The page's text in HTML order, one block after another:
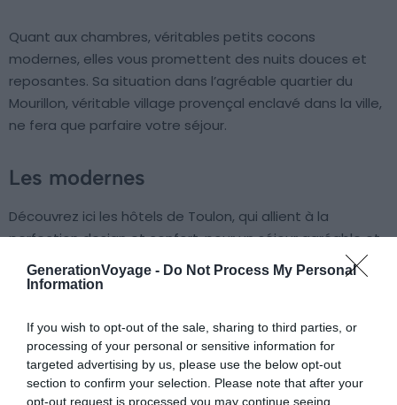
GenerationVoyage - Do Not Process My Personal
Information
If you wish to opt-out of the sale, sharing to third parties, or
processing of your personal or sensitive information for
targeted advertising by us, please use the below opt-out
section to confirm your selection. Please note that after your
opt-out request is processed you may continue seeing
Quant aux chambres, véritables petits cocons
modernes, elles vous promettent des nuits douces et
reposantes. Sa situation dans l’agréable quartier du
Mourillon, véritable village provençal enclavé dans la ville,
ne fera que parfaire votre séjour.
Les modernes
Découvrez ici les hôtels de Toulon, qui allient à la
perfection design et confort, pour un séjour agréable et
relaxant.
Voir cet hôtel